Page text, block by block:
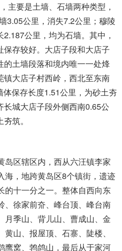
主要是土墙、石墙两种类型，
3.05公里，消失7.2公里；穆陵
公里，均为石墙。其中，
保存较好。大店子段和大店子
的土墙段落和境内唯一一处烽
镇大店子村西岭，西北至东南
保存长度1.51公里，为砂土夯
城大店子段外侧西南0.65公
筑。
岛区辖区内，西从六汪镇李家
海，地跨黄岛区8个镇街，遗迹
的十一分之一。整体自西向东
、徐家前夼、峰台顶、峰台南
月季山、背儿山、曹成山、金
山、报屋顶、石寨、陡楼、
鹰窝、鹁鸽山，最后从于家河